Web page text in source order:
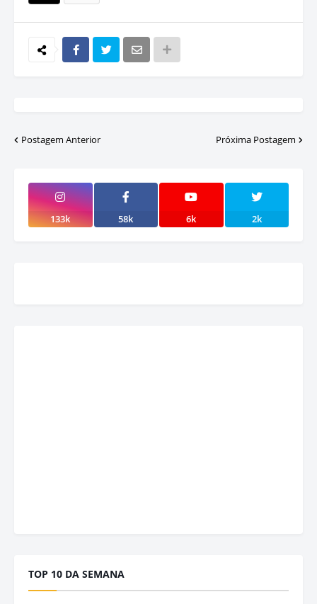
Postagem Anterior Próxima Postagem
133k 58k 6k 2k
TOP 10 DA SEMANA